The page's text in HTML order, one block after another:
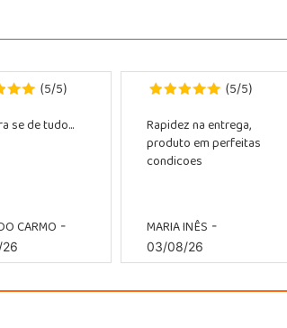
(5/5)
se de tudo...
CARMO -
(5/5)
Rapidez na entrega,
produto em perfeitas
condicoes
MARIA INÊS -
03/08/26